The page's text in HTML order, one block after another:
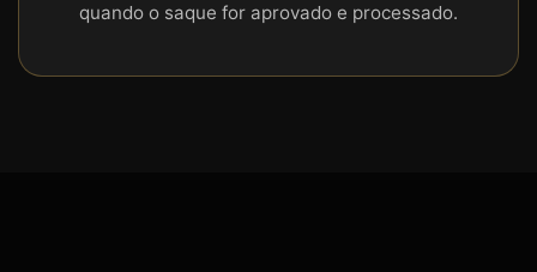
quando o saque for aprovado e processado.